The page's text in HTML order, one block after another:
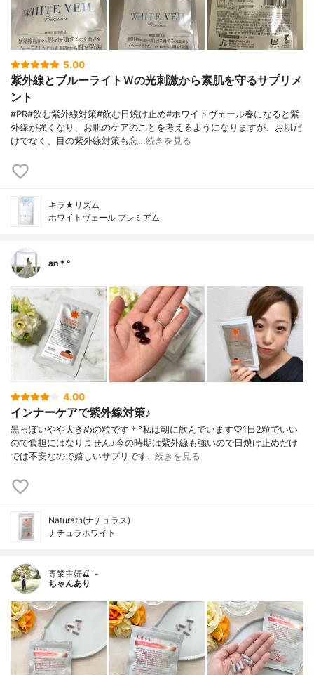
5.00
紫外線とブルーライトＷの光刺激から素肌を守るサプリメ
ント
#PR#飲む紫外線対策#飲む日焼け止め#ホワイトヴェール春になると紫
外線が強くなり、お肌のケアのことを考えるようになりますが、お肌だ
けでなく、目の紫外線対策も忘…続きを見る
キラ★リズム
ホワイトヴェール プレミアム
an＊°
4.00
インナーケアで紫外線対策♪
黒っぽいやや大きめの粒です＊°私は朝に飲んでいます♡1日2粒でいい
ので負担にはなりません♪今の時期は紫外線も強いので日焼け止めだけ
では不安なので嬉しいサプリです…続きを見る
Naturath(ナチュラス)
ナチュラホワイト
専業主婦🍒´-
ちゃんあり